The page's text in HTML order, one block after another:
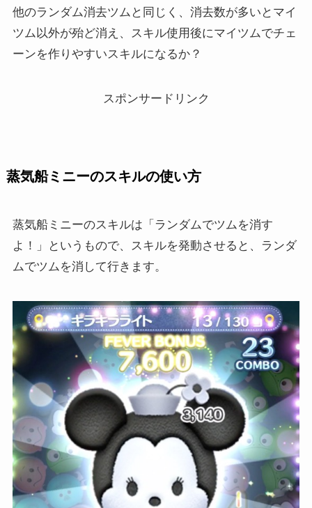
他のランダム消去ツムと同じく、消去数が多いとマイ
ツム以外が殆ど消え、スキル使用後にマイツムでチェ
ーンを作りやすいスキルになるか？
スポンサードリンク
蒸気船ミニーのスキルの使い方
蒸気船ミニーのスキルは「ランダムでツムを消す
よ！」というもので、スキルを発動させると、ランダ
ムでツムを消して行きます。